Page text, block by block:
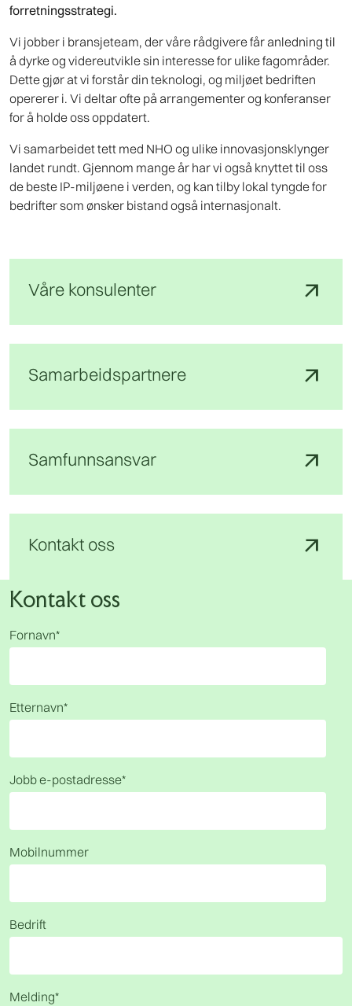
forretningsstrategi.
Vi jobber i bransjeteam, der våre rådgivere får anledning til
å dyrke og videreutvikle sin interesse for ulike fagområder.
Dette gjør at vi forstår din teknologi, og miljøet bedriften
opererer i. Vi deltar ofte på arrangementer og konferanser
for å holde oss oppdatert.
Vi samarbeidet tett med NHO og ulike innovasjonsklynger
landet rundt. Gjennom mange år har vi også knyttet til oss
de beste IP-miljøene i verden, og kan tilby lokal tyngde for
bedrifter som ønsker bistand også internasjonalt.
Våre konsulenter arrow_outward
Samarbeids­partnere arrow_outward
Samfunns­ansvar arrow_outward
Kontakt oss arrow_outward
Kontakt oss
Fornavn*
Etternavn*
Jobb e-postadresse*
Mobilnummer
Bedrift
Melding*